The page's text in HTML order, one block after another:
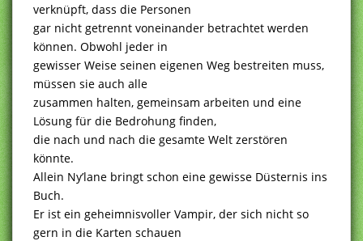
verknüpft, dass die Personen
gar nicht getrennt voneinander betrachtet werden
können. Obwohl jeder in
gewisser Weise seinen eigenen Weg bestreiten muss,
müssen sie auch alle
zusammen halten, gemeinsam arbeiten und eine
Lösung für die Bedrohung finden,
die nach und nach die gesamte Welt zerstören
könnte.
Allein Ny’lane bringt schon eine gewisse Düsternis ins
Buch.
Er ist ein geheimnisvoller Vampir, der sich nicht so
gern in die Karten schauen